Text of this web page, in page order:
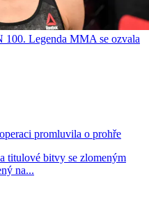
Legenda MMA se ozvala
promluvila o prohře
titulové bitvy se zlomeným
na...